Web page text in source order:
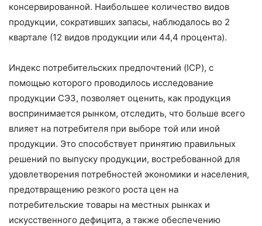
консервированной. Наибольшее количество видов
продукции, сокративших запасы, наблюдалось во 2
квартале (12 видов продукции или 44,4 процента).
Индекс потребительских предпочтений (ICP), с
помощью которого проводилось исследование
продукции СЭЗ, позволяет оценить, как продукция
воспринимается рынком, отследить, что больше всего
влияет на потребителя при выборе той или иной
продукции. Это способствует принятию правильных
решений по выпуску продукции, востребованной для
удовлетворения потребностей экономики и населения,
предотвращению резкого роста цен на
потребительские товары на местных рынках и
искусственного дефицита, а также обеспечению